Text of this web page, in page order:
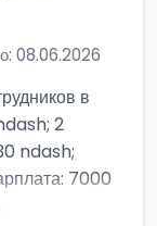
08.06.2026
в
2
ndash;
7000